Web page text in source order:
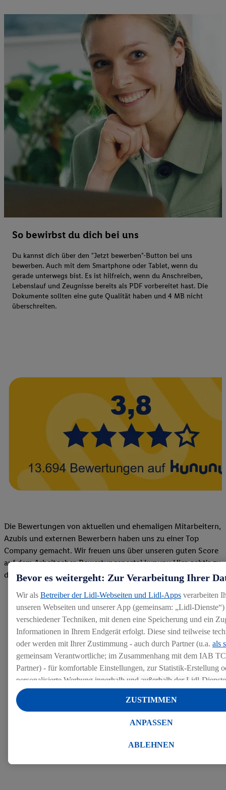
So bewirbst du dich bei uns
Du kannst dich über den "Jetzt bewerben"-Button bei uns
bewerben. Auch mit dem Smartphone oder Tablet, wenn du
gerade unterwegs bist. Es ist hilfreich, wenn du Anschreiben,
Lebenslauf und Zeugnisse bereits als PDF vorbereitet hast. Die
Dokumente sollten eine gute Qualität haben und 4 MB nicht
überschreiten.
Die Bewertungen von aktuellen und ehemaligen Mitarbeitern,
Azubis und externen Bewerbern haben uns zu einer Top
Company gemacht. Wir freuen uns über unseren guten Score
auf dem Arbeitgeber-Bewertungsportal kununu.Hier geht's zu
den Bewertungen
Bevor es weitergeht: Zur Verarbeitung Ihrer
Wir als Betreiber der Lidl-Webseiten und Lidl-Apps verarbeiten
unseren Webseiten und unserer App (gemeinsam: „Lidl-
verschiedener Techniken, mit denen eine Speicherung und ein
Informationen in Ihrem Endgerät erfolgt. Diese sind teilweise
oder werden mit Ihrer Zustimmung - auch durch Partner (u.a. als
gemeinsam Verantwortliche; im Zusammenhang mit dem IAB
Partner) - für komfortable Einstellungen, zur Statistik-Erstellung
personalisierte Werbung innerhalb und außerhalb der Lidl-
Datenverarbeitungen für personalisierte Werbung werden
Werbung auszusteuern und um Dritten die Ausspielung von
werden für diese Zwecke auch Daten aus Ihrem Filial-
Diensten zur Verfügung gestellt, damit dieser alseigenständig
ABLEHNEN
ANPASSEN
ZUSTIMMEN